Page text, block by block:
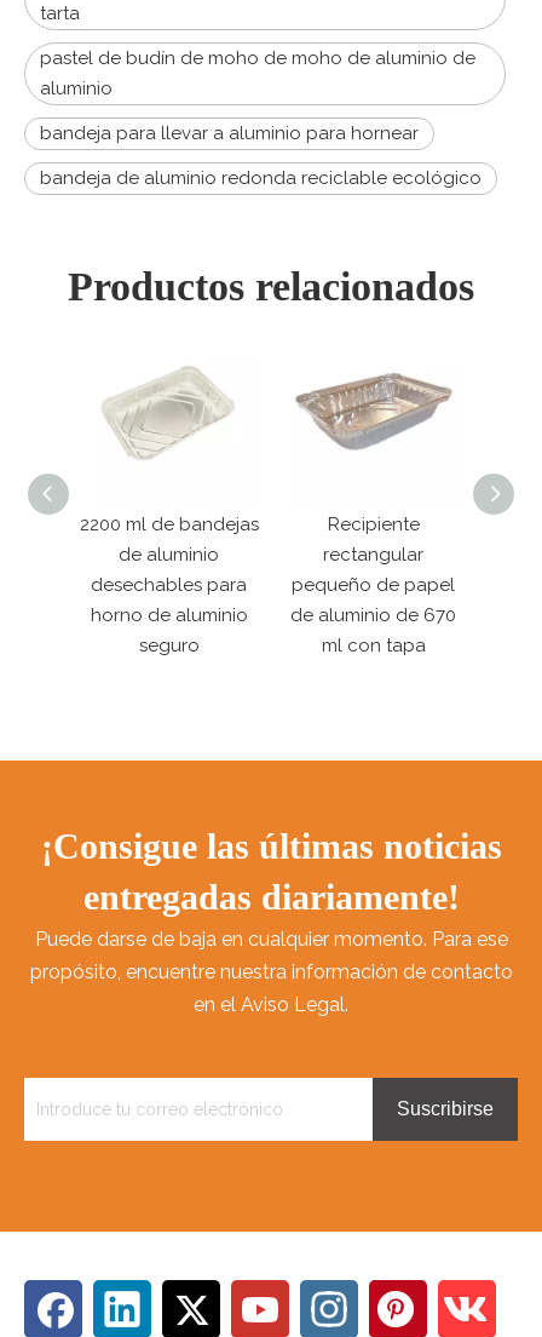
tarta
pastel de budín de moho de moho de aluminio de
aluminio
bandeja para llevar a aluminio para hornear
bandeja de aluminio redonda reciclable ecológico
Productos relacionados
2200 ml de bandejas
de aluminio
desechables para
horno de aluminio
seguro
Recipiente
rectangular
pequeño de papel
de aluminio de 670
ml con tapa
¡Consigue las últimas noticias
entregadas diariamente!
Puede darse de baja en cualquier momento. Para ese
propósito, encuentre nuestra información de contacto
en el Aviso Legal.
Suscribirse